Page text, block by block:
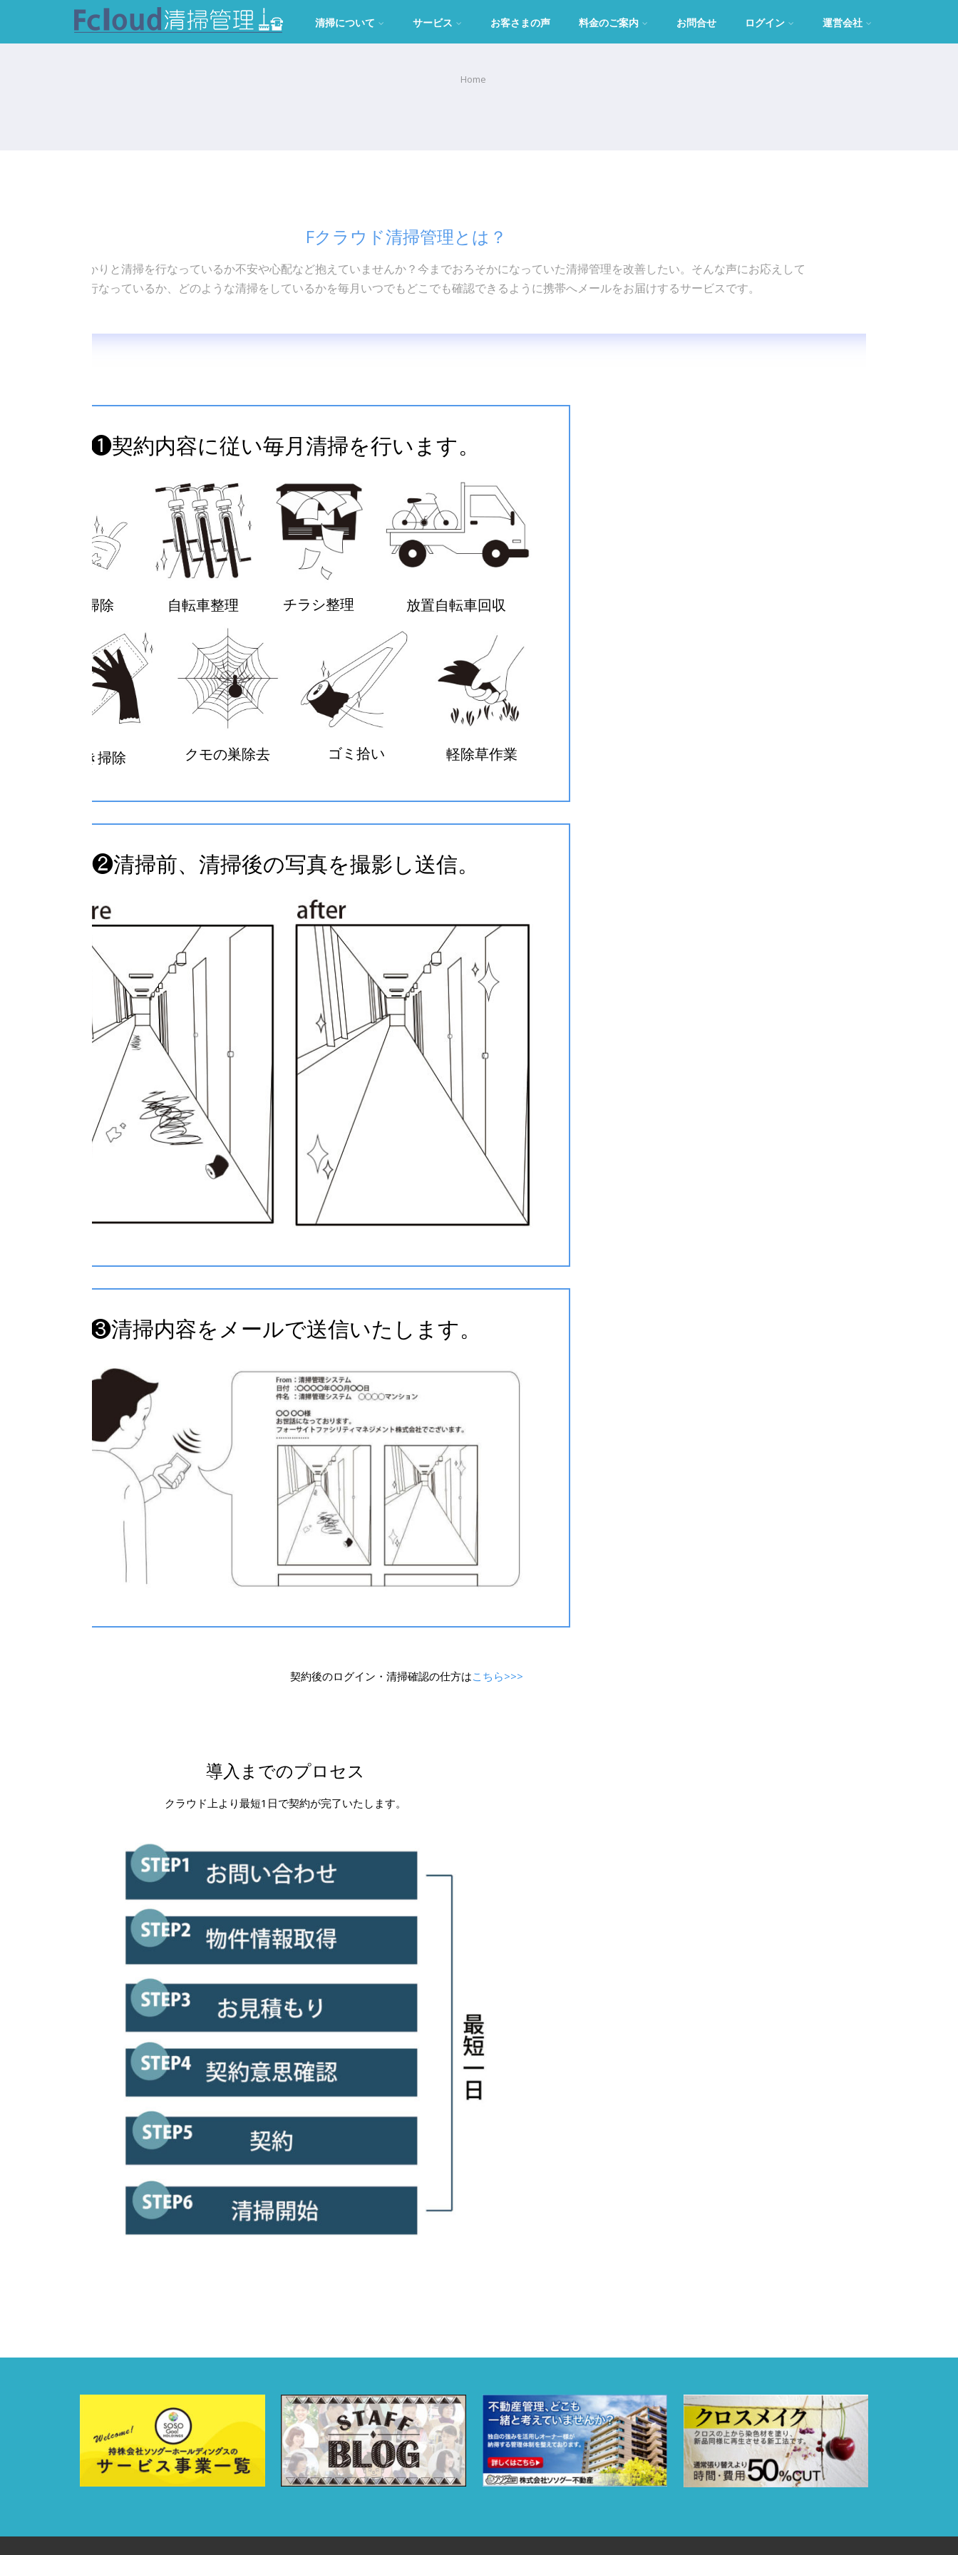
清掃について サービス お客さまの声 料金のご案内 お問合せ ログイン 運営会社
Home
Fクラウド清掃管理とは？
管理会社がしっかりと清掃を行なっているか不安や心配など抱えていませんか？今までおろそかになっていた清掃管理を改善したい。そんな声にお応えして
定期的に清掃を行なっているか、どのような清掃をしているかを毎月いつでもどこでも確認できるように携帯へメールをお届けするサービスです。
❶契約内容に従い毎月清掃を行います。
掃き掃除 自転車整理 チラシ整理 放置自転車回収
拭き掃除 クモの巣除去 ゴミ拾い 軽除草作業
❷清掃前、清掃後の写真を撮影し送信。
❸清掃内容をメールで送信いたします。
契約後のログイン・清掃確認の仕方はこちら>>>
導入までのプロセス
クラウド上より最短1日で契約が完了いたします。